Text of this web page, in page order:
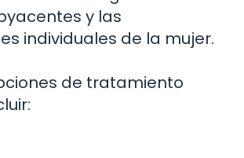
y las
individuales de la mujer.
de tratamiento